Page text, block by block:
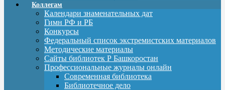
Коллегам
Календари знаменательных дат
Гимн РФ и РБ
Конкурсы
Федеральный список экстремистских материалов
Методические материалы
Сайты библиотек Р Башкоростан
Профессиональные журналы онлайн
Современная библиотека
Библиотечное дело